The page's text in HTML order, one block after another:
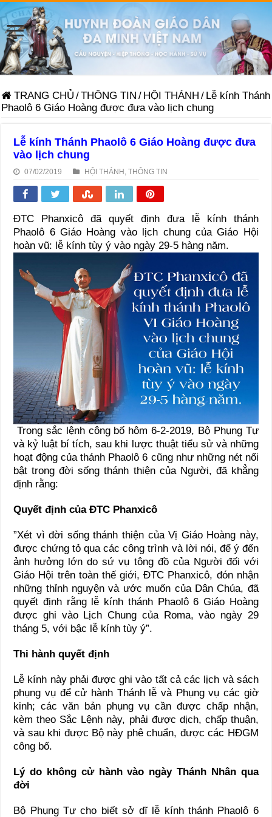
TRANG CHỦ /THÔNG TIN / HỘI THÁNH / Lễ kính Thánh
Phaolô 6 Giáo Hoàng được đưa vào lịch chung
Lễ kính Thánh Phaolô 6 Giáo Hoàng được đưa
vào lịch chung
07/02/2019 HỘI THÁNH ,THÔNG TIN
ĐTC Phanxicô đã quyết định đưa lễ kính thánh
Phaolô 6 Giáo Hoàng vào lịch chung của Giáo Hội
hoàn vũ: lễ kính tùy ý vào ngày 29-5 hàng năm.
Trong sắc lệnh công bố hôm 6-2-2019, Bộ Phụng Tự
và kỷ luật bí tích, sau khi lược thuật tiểu sử và những
hoạt động của thánh Phaolô 6 cũng như những nét nổi
bật trong đời sống thánh thiện của Người, đã khẳng
định rằng:
Quyết định của ĐTC Phanxicô
”Xét vì đời sống thánh thiện của Vị Giáo Hoàng này,
được chứng tỏ qua các công trình và lời nói, để ý đến
ảnh hưởng lớn do sứ vụ tông đồ của Người đối với
Giáo Hội trên toàn thế giới, ĐTC Phanxicô, đón nhận
những thỉnh nguyện và ước muốn của Dân Chúa, đã
quyết định rằng lễ kính thánh Phaolô 6 Giáo Hoàng
được ghi vào Lịch Chung của Roma, vào ngày 29
tháng 5, với bậc lễ kính tùy ý”.
Thi hành quyết định
Lễ kính này phải được ghi vào tất cả các lịch và sách
phụng vụ để cử hành Thánh lễ và Phụng vụ các giờ
kinh; các văn bản phụng vụ cần được chấp nhận,
kèm theo Sắc Lệnh này, phải được dịch, chấp thuận,
và sau khi được Bộ này phê chuẩn, được các HĐGM
công bố.
Lý do không cử hành vào ngày Thánh Nhân qua
đời
Bộ Phụng Tự cho biết sở dĩ lễ kính thánh Phaolô 6